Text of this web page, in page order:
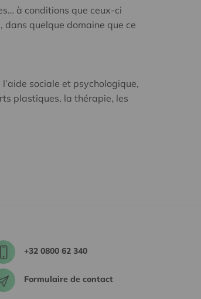
à conditions que ceux-ci
quelque domaine que ce
sociale et psychologique,
plastiques, la thérapie, les
+32 0800 62 340
Formulaire de contact